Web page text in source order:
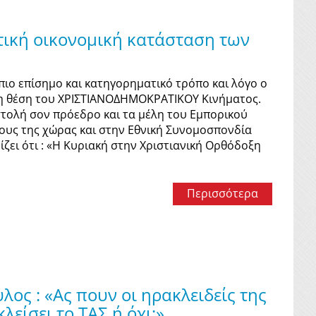
οικονομική κατάσταση των
επίσημο και κατηγορηματικό τρόπο και λόγο ο
θέση του ΧΡΙΣΤΙΑΝΟΔΗΜΟΚΡΑΤΙΚΟΥ Κινήματος.
σον πρόεδρο και τα μέλη του Εμπορικού
της χώρας και στην Εθνική Συνομοσπονδία
ότι : «Η Κυριακή στην Χριστιανική Ορθόδοξη
Περισσότερα
: «Ας πουν οι ηρακλειδείς της